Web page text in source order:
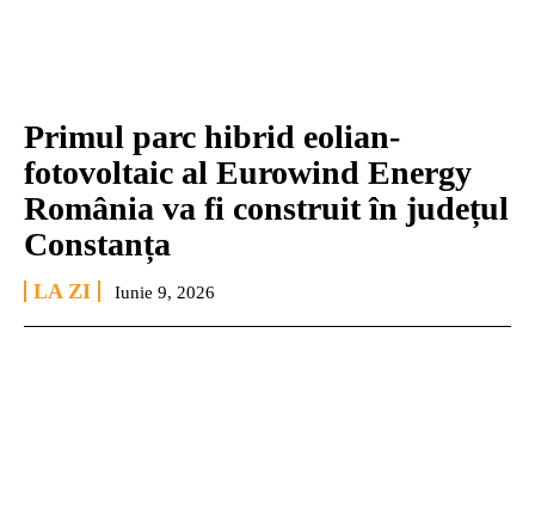
Primul parc hibrid eolian-
fotovoltaic al Eurowind Energy
România va fi construit în județul
Constanța
LA ZI Iunie 9, 2026